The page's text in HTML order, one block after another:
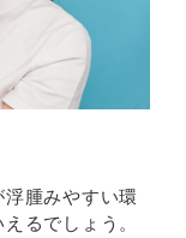
腫みやすい環
るでしょう。